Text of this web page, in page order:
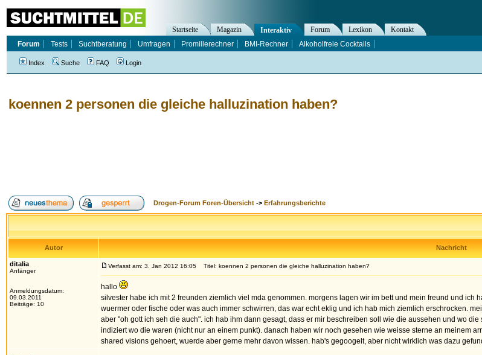
koennen 2 personen die gleiche halluzination haben?
Drogen-Forum Foren-Übersicht -> Erfahrungsberichte
Autor Nachricht
ditalia
Anfänger
Anmeldungsdatum:
09.03.2011
Beiträge: 10
Verfasst am: 3. Jan 2012 16:05 Titel: koennen 2 personen die gleiche halluzination haben?
hallo
silvester habe ich mit 2 freunden ziemlich viel mda genommen. morgens lagen wir im bett und mein freund und
wuermer oder fische oder was auch immer schwirren, das war echt eklig und ich hab mich ziemlich erschrocken.
aber "oh gott ich seh die auch". ich hab ihm dann gesagt, dass er mir beschreiben soll wie die aussehen und wo
indiziert wo die waren (nicht nur an einem punkt). danach haben wir noch gesehen wie weisse sterne an meinem
shared visions gehoert, wuerde aber gerne mehr davon wissen. hab's gegoogelt, aber nicht wirklich was dazu
Startseite Magazin Interaktiv Forum Lexikon
Kontakt
Forum
Tests Suchtberatung Umfragen Promillerechner BMI-Rechner Alkoholfreie Cocktails
Index Suche FAQ Login